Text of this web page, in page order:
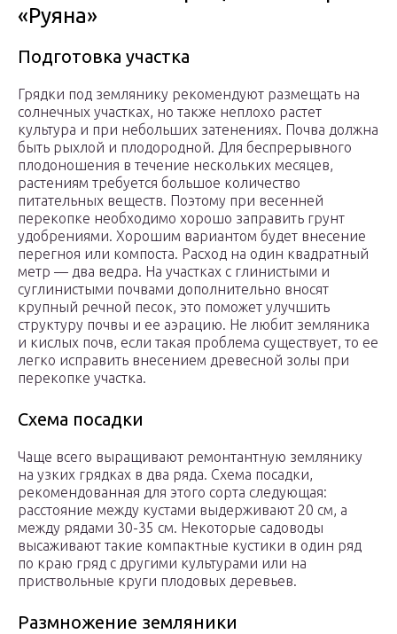
«Руяна»
Подготовка участка
Грядки под землянику рекомендуют размещать на
солнечных участках, но также неплохо растет
культура и при небольших затенениях. Почва должна
быть рыхлой и плодородной. Для беспрерывного
плодоношения в течение нескольких месяцев,
растениям требуется большое количество
питательных веществ. Поэтому при весенней
перекопке необходимо хорошо заправить грунт
удобрениями. Хорошим вариантом будет внесение
перегноя или компоста. Расход на один квадратный
метр — два ведра. На участках с глинистыми и
суглинистыми почвами дополнительно вносят
крупный речной песок, это поможет улучшить
структуру почвы и ее аэрацию. Не любит земляника
и кислых почв, если такая проблема существует, то ее
легко исправить внесением древесной золы при
перекопке участка.
Схема посадки
Чаще всего выращивают ремонтантную землянику
на узких грядках в два ряда. Схема посадки,
рекомендованная для этого сорта следующая:
расстояние между кустами выдерживают 20 см, а
между рядами 30-35 см. Некоторые садоводы
высаживают такие компактные кустики в один ряд
по краю гряд с другими культурами или на
приствольные круги плодовых деревьев.
Размножение земляники